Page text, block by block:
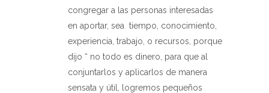
congregar a las personas interesadas
en aportar, sea tiempo, conocimiento,
experiencia, trabajo, o recursos, porque
dijo “ no todo es dinero, para que al
conjuntarlos y aplicarlos de manera
sensata y útil, logremos pequeños